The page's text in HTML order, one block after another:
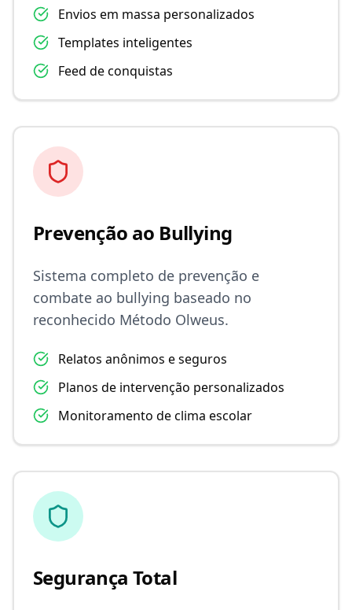
Envios em massa personalizados
Templates inteligentes
Feed de conquistas
Prevenção ao Bullying
Sistema completo de prevenção e
combate ao bullying baseado no
reconhecido Método Olweus.
Relatos anônimos e seguros
Planos de intervenção personalizados
Monitoramento de clima escolar
Segurança Total